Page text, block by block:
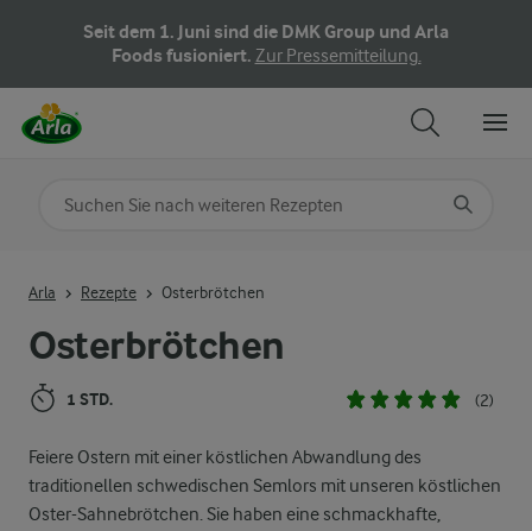
Seit dem 1. Juni sind die DMK Group und Arla
Foods fusioniert. Zur Pressemitteilung.
Osterbrötchen
1 STD. (2)
Feiere Ostern mit einer köstlichen Abwandlung des
traditionellen schwedischen Semlors mit unseren köstlichen
Oster-Sahnebrötchen. Sie haben eine schmackhafte,
Arla Rezepte Osterbrötchen
Nach Kategorie suchen